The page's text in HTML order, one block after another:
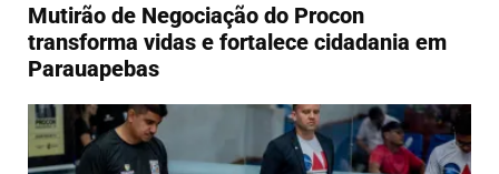
Mutirão de Negociação do Procon
transforma vidas e fortalece cidadania em
Parauapebas